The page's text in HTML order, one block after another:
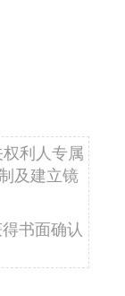
利人专属
及建立镜
得书面确认